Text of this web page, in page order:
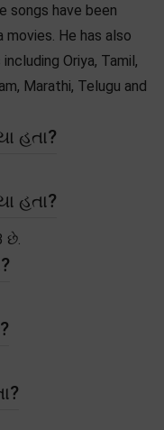
songs have been
movies. He has also
Oriya, Tamil,
Marathi, Telugu and
હતા?
હતા?
છે.